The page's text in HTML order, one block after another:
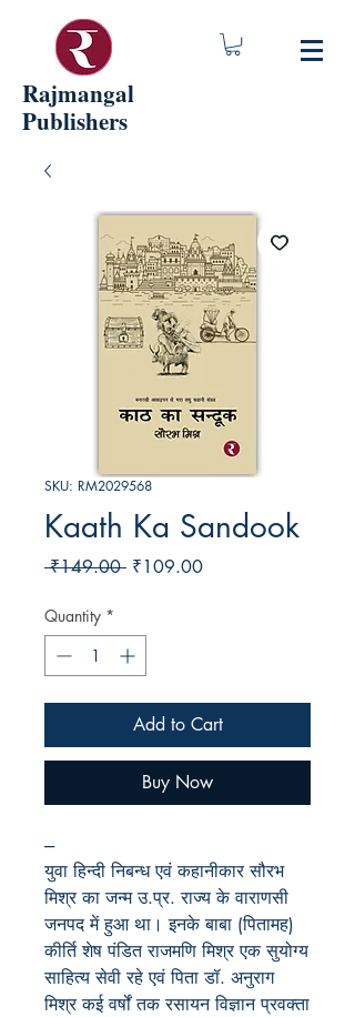
Rajmangal
Publishers
SKU: RM2029568
Kaath Ka Sandook
₹149.00 Regular
₹109.00Sale
Quantity *
Add to Cart
Buy Now
---
युवा हिन्दी निबन्ध एवं कहानीकार सौरभ
मिश्र का जन्म उ.प्र. राज्य के वाराणसी
जनपद में हुआ था। इनके बाबा (पितामह)
कीर्ति शेष पंडित राजमणि मिश्र एक सुयोग्य
साहित्य सेवी रहे एवं पिता डॉ. अनुराग
मिश्र कई वर्षों तक रसायन विज्ञान प्रवक्ता